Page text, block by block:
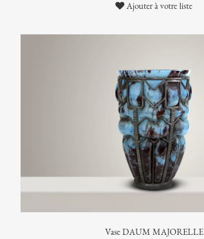
Ajouter à votre liste
Vase DAUM MAJORELLE